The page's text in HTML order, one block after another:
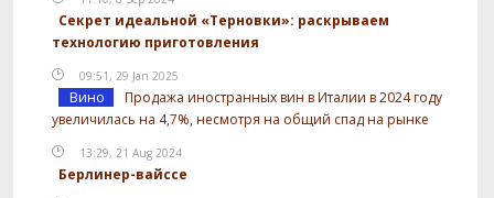
Секрет идеальной «Терновки»: раскрываем
технологию приготовления
09:51, 29 Jan 2025
Вино
Продажа иностранных вин в Италии в 2024 году
увеличилась на 4,7%, несмотря на общий спад на рынке
13:29, 21 Aug 2024
Берлинер-вайссе